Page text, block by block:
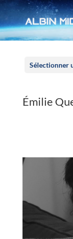
Sélectionner
Émilie
Panneau de gestion